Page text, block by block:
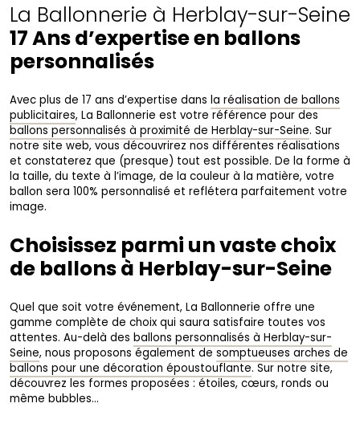
La Ballonnerie à Herblay-sur-Seine
17 Ans d’expertise en ballons
personnalisés
Avec plus de 17 ans d’expertise dans la réalisation de ballons
publicitaires, La Ballonnerie est votre référence pour des
ballons personnalisés à proximité de Herblay-sur-Seine. Sur
notre site web, vous découvrirez nos différentes réalisations
et constaterez que (presque) tout est possible. De la forme à
la taille, du texte à l’image, de la couleur à la matière, votre
ballon sera 100% personnalisé et reflétera parfaitement votre
image.
Choisissez parmi un vaste choix
de ballons à Herblay-sur-Seine
Quel que soit votre événement, La Ballonnerie offre une
gamme complète de choix qui saura satisfaire toutes vos
attentes. Au-delà des ballons personnalisés à Herblay-sur-
Seine, nous proposons également de somptueuses arches de
ballons pour une décoration époustouflante. Sur notre site,
découvrez les formes proposées : étoiles, cœurs, ronds ou
même bubbles…